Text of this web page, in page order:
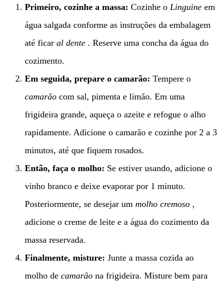
Primeiro, cozinhe a massa: Cozinhe o Linguine em
água salgada conforme as instruções da embalagem
até ficar al dente . Reserve uma concha da água do
cozimento.
Em seguida, prepare o camarão: Tempere o
camarão com sal, pimenta e limão. Em uma
frigideira grande, aqueça o azeite e refogue o alho
rapidamente. Adicione o camarão e cozinhe por 2 a 3
minutos, até que fiquem rosados.
Então, faça o molho: Se estiver usando, adicione o
vinho branco e deixe evaporar por 1 minuto.
Posteriormente, se desejar um molho cremoso ,
adicione o creme de leite e a água do cozimento da
massa reservada.
Finalmente, misture: Junte a massa cozida ao
molho de camarão na frigideira. Misture bem para